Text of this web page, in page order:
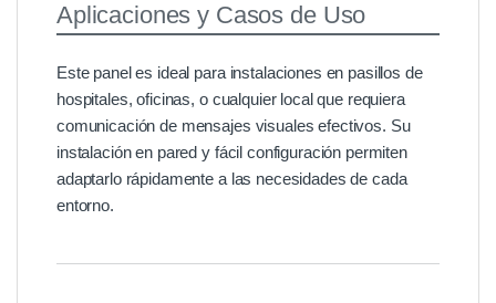
Aplicaciones y Casos de Uso
Este panel es ideal para instalaciones en pasillos de
hospitales, oficinas, o cualquier local que requiera
comunicación de mensajes visuales efectivos. Su
instalación en pared y fácil configuración permiten
adaptarlo rápidamente a las necesidades de cada
entorno.